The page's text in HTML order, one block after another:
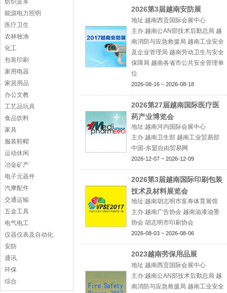
纺织皮革
能源电力照明
医疗卫生
农林牧渔
化工
包装印刷
家用电器
家居用品
办公文教
工艺品玩具
食品饮料
家具
服装鞋帽
运动休闲
冶金矿产
电子元器件
汽摩配件
交通运输
五金工具
电气电工
仪器仪表及自动化
安防
通讯
环保
综合
2026第3届越南安防展
地址:越南西贡国际会展中心
主办:越南公AN部技术后勤总局 越
南消防与应急救援局 越南工业安全
及企业管理局 越南劳动卫生与安全
保障局 越南各省市公共安全管理单
位
2026-08-16 ~ 2026-08-18
2026第27届越南国际医疗医
药产业博览会
地址:越南河内国际会展中心
主办:越南卫生部 越南工业贸易部
中国-东盟自由贸易网
2026-12-07 ~ 2026-12-09
2026第3届越南国际印刷包装
技术及材料展览会
地址:越南胡志明市富寿体育展馆
主办:越南广告协会 越南油漆油墨
协会 胡志明市印刷协会
2026-08-03 ~ 2026-08-06
2023越南劳保用品展
地址:越南西贡国际会展中心
主办:越南公AN部技术后勤总局 越
南消防与应急救援局 越南工业安全